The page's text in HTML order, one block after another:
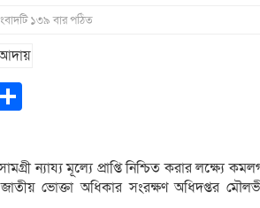
১৩৯ বার পঠিত
ন্যায্য মূল্যে প্রাপ্তি নিশ্চিত করার লক্ষ্যে
ভোক্তা অধিকার সংরক্ষণ অধিদপ্তর